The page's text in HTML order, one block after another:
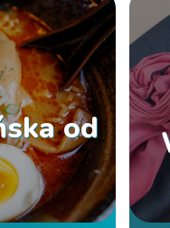
od